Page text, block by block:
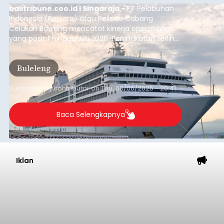
balitribune.coo.id I Singaraja -PT Pelabuhan
Indonesia (Persero) atau Pelindo Cabang
Celukan Bawang mencatat kinerja operasional
yang positif hingga Juli 2026. Peningkatan terlihat
dari arus kapal yang mencapai 1,48 juta Gross
Tonnage (GT), atau tumbuh 12,4 persen
dibandingkan periode yang sama tahun lalu
yang tercatat sebesar 1,32 juta GT.
Buleleng
Submitted bycontributoronThu, 08/06/2026 - 20:41
Baca Selengkapnya
Iklan